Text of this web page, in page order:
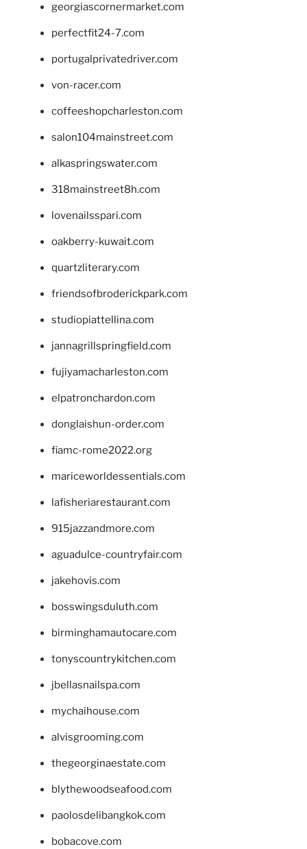
georgiascornermarket.com
perfectfit24-7.com
portugalprivatedriver.com
von-racer.com
coffeeshopcharleston.com
salon104mainstreet.com
alkaspringswater.com
318mainstreet8h.com
lovenailsspari.com
oakberry-kuwait.com
quartzliterary.com
friendsofbroderickpark.com
studiopiattellina.com
jannagrillspringfield.com
fujiyamacharleston.com
elpatronchardon.com
donglaishun-order.com
fiamc-rome2022.org
mariceworldessentials.com
lafisheriarestaurant.com
915jazzandmore.com
aguadulce-countryfair.com
jakehovis.com
bosswingsduluth.com
birminghamautocare.com
tonyscountrykitchen.com
jbellasnailspa.com
mychaihouse.com
alvisgrooming.com
thegeorginaestate.com
blythewoodseafood.com
paolosdelibangkok.com
bobacove.com